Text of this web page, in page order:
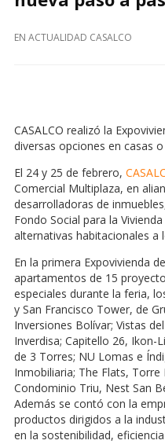
EN ACTUALIDAD CASALCO
CASALCO realizó la
diversas opciones en casas
El 24 y 25 de febrero,
Comercial Multiplaza, en
desarrolladoras de
Fondo Social para la
alternativas habitacionales a
En la primera Expovivienda
apartamentos de 15
especiales durante la feria,
y San Francisco Tower, de
Inversiones Bolívar; Vistas
Inverdisa; Capitello 26, Ikon-
de 3 Torres; NU Lomas e
Inmobiliaria; The Flats,
Condominio Triu, Nest San
Además se contó con la
productos dirigidos a la
en la sostenibilidad,